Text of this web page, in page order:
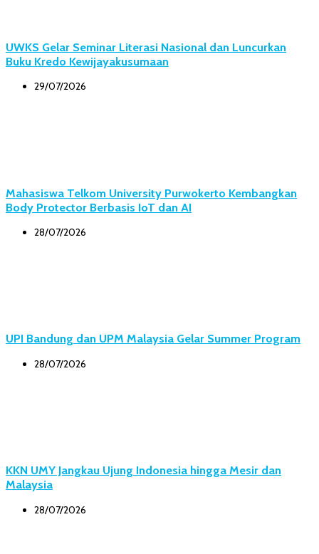
UWKS Gelar Seminar Literasi Nasional dan Luncurkan
Buku Kredo Kewijayakusumaan
29/07/2026
Mahasiswa Telkom University Purwokerto Kembangkan
Body Protector Berbasis IoT dan AI
28/07/2026
UPI Bandung dan UPM Malaysia Gelar Summer Program
28/07/2026
KKN UMY Jangkau Ujung Indonesia hingga Mesir dan
Malaysia
28/07/2026